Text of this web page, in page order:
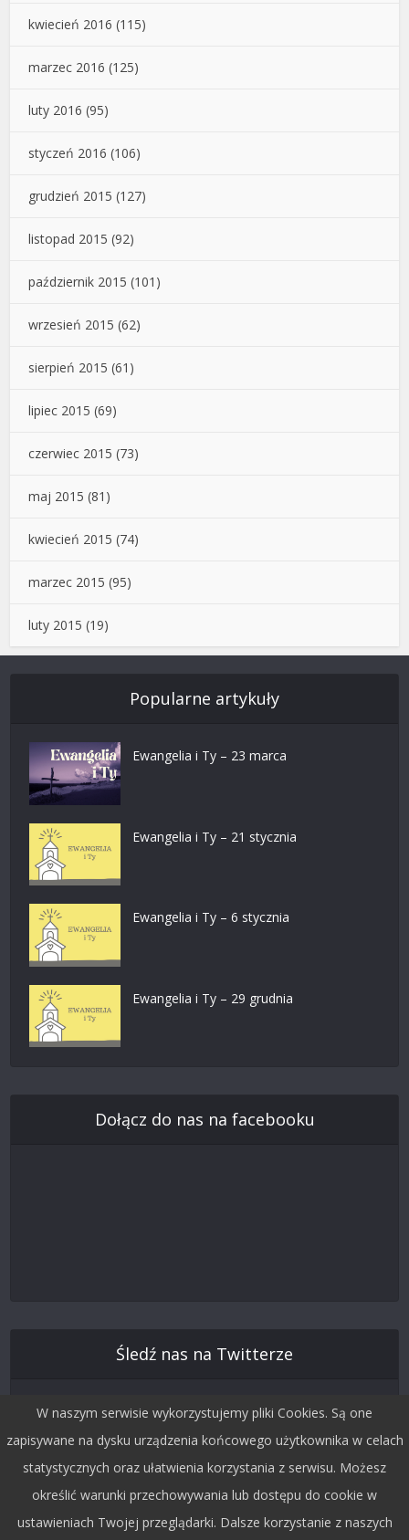
kwiecień 2016 (115)
marzec 2016 (125)
luty 2016 (95)
styczeń 2016 (106)
grudzień 2015 (127)
listopad 2015 (92)
październik 2015 (101)
wrzesień 2015 (62)
sierpień 2015 (61)
lipiec 2015 (69)
czerwiec 2015 (73)
maj 2015 (81)
kwiecień 2015 (74)
marzec 2015 (95)
luty 2015 (19)
Popularne artykuły
Ewangelia i Ty – 23 marca
Ewangelia i Ty – 21 stycznia
Ewangelia i Ty – 6 stycznia
Ewangelia i Ty – 29 grudnia
Dołącz do nas na facebooku
Śledź nas na Twitterze
W naszym serwisie wykorzystujemy pliki Cookies. Są one
zapisywane na dysku urządzenia końcowego użytkownika w celach
statystycznych oraz ułatwienia korzystania z serwisu. Możesz
określić warunki przechowywania lub dostępu do cookie w
ustawieniach Twojej przeglądarki. Dalsze korzystanie z naszych